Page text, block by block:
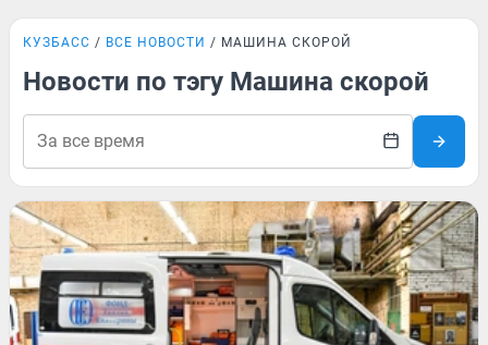
КУЗБАСС ВСЕ НОВОСТИ МАШИНА СКОРОЙ
Новости по тэгу Машина скорой